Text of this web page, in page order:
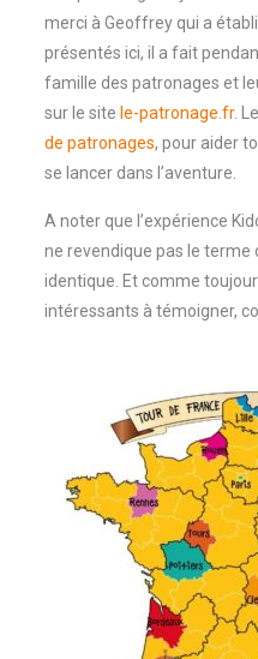
merci à Geoffrey qui a
présentés ici, il a fait
famille des patronages et
sur le site le-patronage.fr.
de patronages, pour aider
se lancer dans l’aventure.
A noter que l’expérience
ne revendique pas le terme
identique. Et comme
intéressants à témoigner,